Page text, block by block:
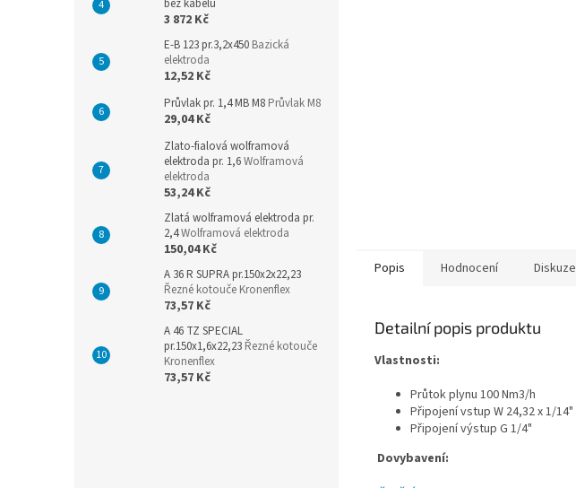
bez kabelů
3 872 Kč
E-B 123 pr.3,2x450 Bazická
elektroda
12,52 Kč
Průvlak pr. 1,4 MB M8 Průvlak M8
29,04 Kč
Zlato-fialová wolframová
elektroda pr. 1,6Wolframová
elektroda
53,24 Kč
Zlatá wolframová elektroda pr.
2,4Wolframová elektroda
150,04 Kč
A 36 R SUPRA pr.150x2x22,23
Řezné kotouče Kronenflex
73,57 Kč
A 46 TZ SPECIAL
pr.150x1,6x22,23 Řezné kotouče
Kronenflex
73,57 Kč
Popis Hodnocení Diskuze
Detailní popis produktu
Vlastnosti:
Průtok plynu 100 Nm3/h
Připojení vstup W 24,32 x 1/14"
Připojení výstup G 1/4"
Dovybavení: